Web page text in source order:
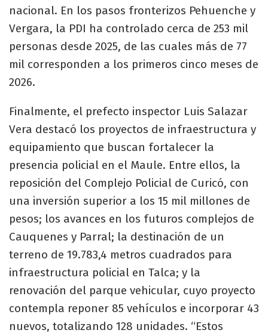
nacional. En los pasos fronterizos Pehuenche y
Vergara, la PDI ha controlado cerca de 253 mil
personas desde 2025, de las cuales más de 77
mil corresponden a los primeros cinco meses de
2026.
Finalmente, el prefecto inspector Luis Salazar
Vera destacó los proyectos de infraestructura y
equipamiento que buscan fortalecer la
presencia policial en el Maule. Entre ellos, la
reposición del Complejo Policial de Curicó, con
una inversión superior a los 15 mil millones de
pesos; los avances en los futuros complejos de
Cauquenes y Parral; la destinación de un
terreno de 19.783,4 metros cuadrados para
infraestructura policial en Talca; y la
renovación del parque vehicular, cuyo proyecto
contempla reponer 85 vehículos e incorporar 43
nuevos, totalizando 128 unidades. “Estos